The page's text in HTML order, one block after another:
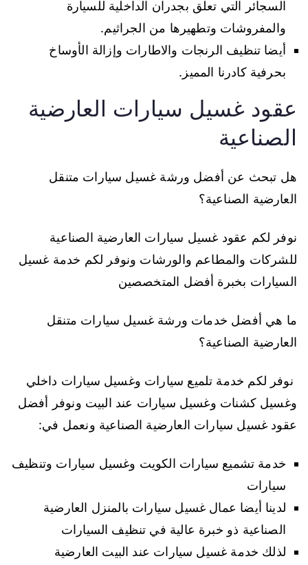
السجائر التي تعلق بجدران الداخلية للسيارة
والمفروشات وتطهيرها من الجراثيم.
أيضا تنظيف الرنجات والاطارات وإزالة الأوساخ
بحرفية كادرنا المميز.
عقود غسيل سيارات العارضية
الصناعية
هل تبحث عن أفضل ورشة غسيل سيارات متنقل
العارضية الصناعية؟
نوفر لكم عقود غسيل سيارات العارضية الصناعية
للشركات والمطاعم والورشات ونوفر لكم خدمة غسيل
السيارات بخبرة أفضل المتخصصين
ما هي أفضل خدمات ورشة غسيل سيارات متنقل
العارضية الصناعية؟
نوفر لكم خدمة تلميع سيارات وغسيل سيارات داخلي
وغسيل كشنات وغسيل سيارات عند البيت ونوفر أفضل
عقود غسيل سيارات العارضية الصناعية ونعمل في:
خدمة تشميع سيارات الكويت وغسيل سيارات وتنظيف
سيارات
لدينا أيضا عمال غسيل سيارات بالمنزل العارضية
الصناعية ذو خبرة عالية في تنظيف السيارات
لذلك خدمة غسيل سيارات عند البيت العارضية